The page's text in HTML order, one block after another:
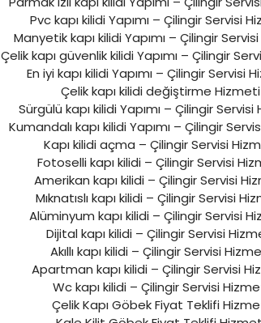
Pvc kapı kilidi Yapımı – Çilingir Servisi
Manyetik kapı kilidi Yapımı – Çilingir
Çelik kapı güvenlik kilidi Yapımı – Çilingir
En iyi kapı kilidi Yapımı – Çilingir Servisi
Çelik kapı kilidi değiştirme Hizmeti
Sürgülü kapı kilidi Yapımı – Çilingir
Kumandalı kapı kilidi Yapımı – Çilingir
Kapı kilidi açma – Çilingir Servisi
Fotoselli kapı kilidi – Çilingir Servisi
Amerikan kapı kilidi – Çilingir Servisi
Mıknatıslı kapı kilidi – Çilingir Servisi
Alüminyum kapı kilidi – Çilingir Servisi
Dijital kapı kilidi – Çilingir Servisi
Akıllı kapı kilidi – Çilingir Servisi
Apartman kapı kilidi – Çilingir Servisi
Wc kapı kilidi – Çilingir Servisi
Çelik Kapı Göbek Fiyat Teklifi